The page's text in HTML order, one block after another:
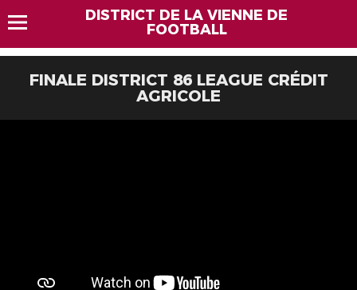
DISTRICT DE LA VIENNE DE
FOOTBALL
FINALE DISTRICT 86 LEAGUE CRÉDIT
AGRICOLE